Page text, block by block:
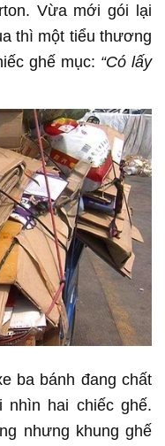
Vừa mới gói lại
thì một tiểu thương
ghế mục: “Có lấy
ba bánh đang chất
nhìn hai chiếc ghế.
nhưng khung ghế